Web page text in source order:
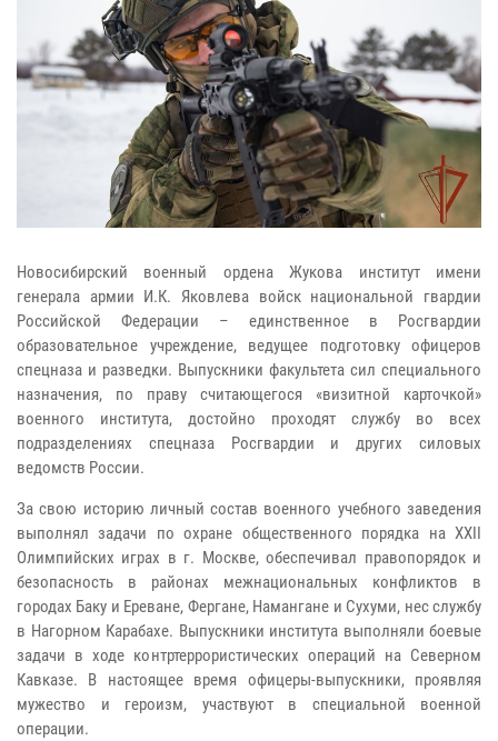
Новосибирский военный ордена Жукова институт имени
генерала армии И.К. Яковлева войск национальной гвардии
Российской Федерации – единственное в Росгвардии
образовательное учреждение, ведущее подготовку офицеров
спецназа и разведки. Выпускники факультета сил специального
назначения, по праву считающегося «визитной карточкой»
военного института, достойно проходят службу во всех
подразделениях спецназа Росгвардии и других силовых
ведомств России.
За свою историю личный состав военного учебного заведения
выполнял задачи по охране общественного порядка на XXII
Олимпийских играх в г. Москве, обеспечивал правопорядок и
безопасность в районах межнациональных конфликтов в
городах Баку и Ереване, Фергане, Намангане и Сухуми, нес службу
в Нагорном Карабахе. Выпускники института выполняли боевые
задачи в ходе контртеррористических операций на Северном
Кавказе. В настоящее время офицеры-выпускники, проявляя
мужество и героизм, участвуют в специальной военной
операции.